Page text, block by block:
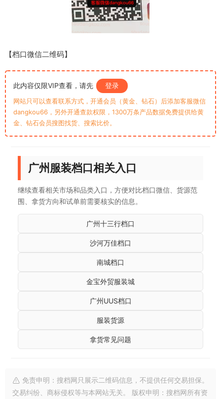
【档口微信二维码】
此内容仅限VIP查看，请先 登录
网站只可以查看联系方式，开通会员（黄金、钻石）后添加客服微信
dangkou66，另外开通查款权限，1300万条产品数据免费提供给黄
金、钻石会员搜图找货、搜索比价。
广州服装档口相关入口
继续查看相关市场和品类入口，方便对比档口微信、货源范
围、拿货方向和试单前需要核实的信息。
广州十三行档口
沙河万佳档口
南城档口
金宝外贸服装城
广州UUS档口
服装货源
拿货常见问题
免责申明：搜档网只展示二维码信息，不提供任何交易担保。
交易纠纷、商标侵权等与本网站无关。 版权申明：搜档网所有资